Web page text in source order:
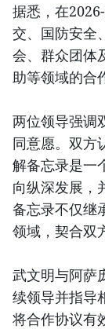
据悉，在
交、国防安全
会、群众团体
助等领域的合
两位领导强调
同意愿。双方
解备忘录是一
向纵深发展，
备忘录不仅继
领域，契合双
武文明与阿萨
续领导并指导
将合作协议有